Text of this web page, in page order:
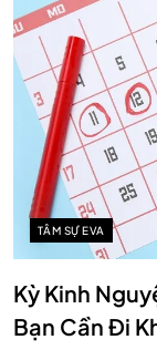
TÂM SỰ EVA
Kỳ Kinh
Bạn Cần Đi